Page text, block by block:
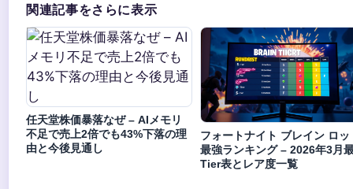
関連記事をさらに表示
任天堂株価暴落なぜ – AIメモリ
不足で売上2倍でも43%下落の理
由と今後見通し
フォートナイト ブレイン ロッ
最強ランキング – 2026年3月
Tier表とレア度一覧